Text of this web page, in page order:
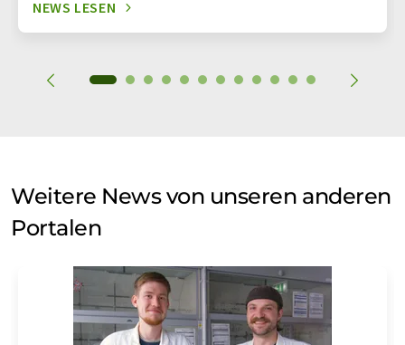
NEWS LESEN
Weitere News von unseren anderen
Portalen